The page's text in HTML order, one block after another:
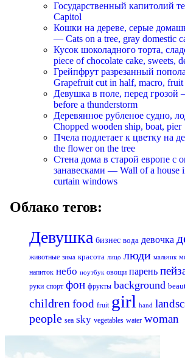
Государственный капитолий
Capitol
Кошки на дереве, серые
— Cats on a tree, gray domestic
Кусок шоколадного торта,
piece of chocolate cake, sweets,
Грейпфрут разрезанный
Grapefruit cut in half, macro, fruit
Девушка в поле, перед
before a thunderstorm
Деревянное рубленое судно,
Chopped wooden ship, boat, pier
Пчела подлетает к цветку на
the flower on the tree
Стена дома в старой европе с
занавесками — Wall of a house
curtain windows
Облако тегов:
Девушка бизнес вода девочка
животные зима красота лицо люди мальчик
напиток небо ноутбук овощи парень
руки спорт фон фрукты background
childrenfood fruit girl hand
people sea sky vegetables water woman